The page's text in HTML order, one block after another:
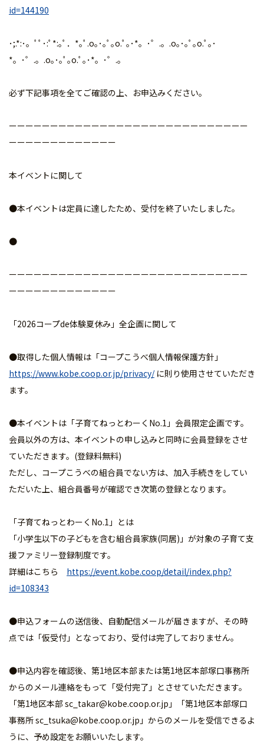
id=144190
･;.*:･。ﾟﾟ･:ﾟ*:｡ﾟ．*｡ﾟ.o｡･｡ﾟ｡o.ﾟ｡･*。･゜.。.o｡･｡ﾟ｡o.ﾟ｡･
*。･゜.。.o｡･｡ﾟ｡o.ﾟ｡･*。･゜.。
必ず下記事項を全てご確認の上、お申込みください。
ーーーーーーーーーーーーーーーーーーーーーーーーーーーーー
ーーーーーーーーーーーーー
本イベントに関して
●本イベントは定員に達したため、受付を終了いたしました。
●
ーーーーーーーーーーーーーーーーーーーーーーーーーーーーー
ーーーーーーーーーーーーー
「2026コープde体験夏休み」全企画に関して
●取得した個人情報は「コープこうべ個人情報保護方針」
https://www.kobe.coop.or.jp/privacy/に則り使用させていただき
ます。
●本イベントは「子育てねっとわーくNo.1」会員限定企画です。
会員以外の方は、本イベントの申し込みと同時に会員登録をさせ
ていただきます。(登録料無料)
ただし、コープこうべの組合員でない方は、加入手続きをしてい
ただいた上、組合員番号が確認でき次第の登録となります。
「子育てねっとわーくNo.1」とは
「小学生以下の子どもを含む組合員家族(同居)」が対象の子育て支
援ファミリー登録制度です。
詳細はこちら https://event.kobe.coop/detail/index.php?
id=108343
●申込フォームの送信後、自動配信メールが届きますが、その時
点では「仮受付」となっており、受付は完了しておりません。
●申込内容を確認後、第1地区本部または第1地区本部塚口事務所
からのメール連絡をもって「受付完了」とさせていただきます。
「第1地区本部 sc_takar@kobe.coop.or.jp」「第1地区本部塚口
事務所 sc_tsuka@kobe.coop.or.jp」からのメールを受信できるよ
うに、予め設定をお願いいたします。